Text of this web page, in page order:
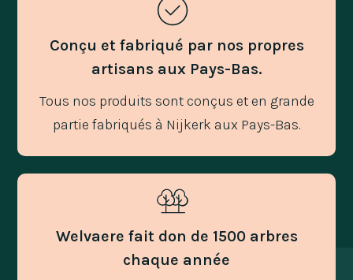
Conçu et fabriqué par nos propres
artisans aux Pays-Bas.
Tous nos produits sont conçus et en grande
partie fabriqués à Nijkerk aux Pays-Bas.
Welvaere fait don de 1500 arbres
chaque année